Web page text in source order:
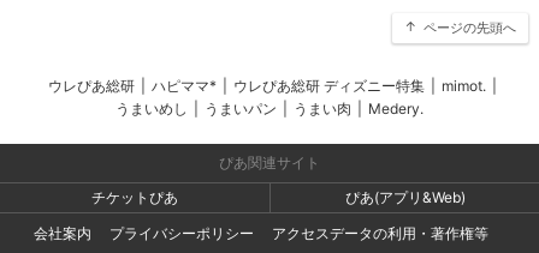
ページの先頭へ
ウレぴあ総研 ハピママ* ウレぴあ総研 ディズニー特集 mimot.
うまいめし
うまいパン うまい肉 Medery.
ぴあ関連サイト
チケットぴあ
ぴあ(アプリ&Web)
会社案内
プライバシーポリシー アクセスデータの利用・著作権等